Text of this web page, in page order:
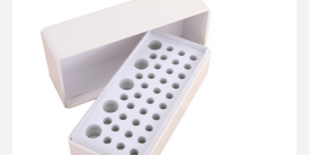
제품 소개 회사 소개